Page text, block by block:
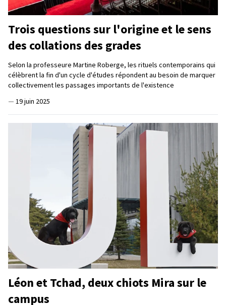
Trois questions sur l'origine et le sens
des collations des grades
Selon la professeure Martine Roberge, les rituels contemporains qui
célèbrent la fin d'un cycle d'études répondent au besoin de marquer
collectivement les passages importants de l'existence
— 19 juin 2025
Léon et Tchad, deux chiots Mira sur le
campus